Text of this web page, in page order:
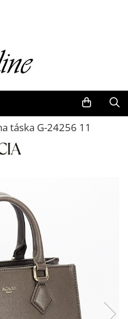
táska G-24256 11